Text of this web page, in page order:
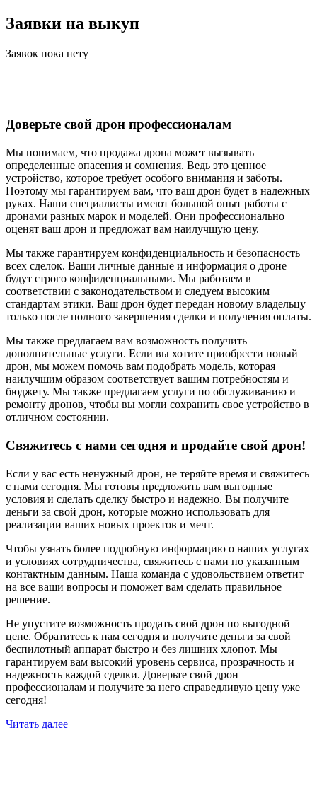
Заявки на выкуп
Заявок пока нету
Доверьте свой дрон профессионалам
Мы понимаем, что продажа дрона может вызывать
определенные опасения и сомнения. Ведь это ценное
устройство, которое требует особого внимания и заботы.
Поэтому мы гарантируем вам, что ваш дрон будет в надежных
руках. Наши специалисты имеют большой опыт работы с
дронами разных марок и моделей. Они профессионально
оценят ваш дрон и предложат вам наилучшую цену.
Мы также гарантируем конфиденциальность и безопасность
всех сделок. Ваши личные данные и информация о дроне
будут строго конфиденциальными. Мы работаем в
соответствии с законодательством и следуем высоким
стандартам этики. Ваш дрон будет передан новому владельцу
только после полного завершения сделки и получения оплаты.
Мы также предлагаем вам возможность получить
дополнительные услуги. Если вы хотите приобрести новый
дрон, мы можем помочь вам подобрать модель, которая
наилучшим образом соответствует вашим потребностям и
бюджету. Мы также предлагаем услуги по обслуживанию и
ремонту дронов, чтобы вы могли сохранить свое устройство в
отличном состоянии.
Свяжитесь с нами сегодня и продайте свой дрон!
Если у вас есть ненужный дрон, не теряйте время и свяжитесь
с нами сегодня. Мы готовы предложить вам выгодные
условия и сделать сделку быстро и надежно. Вы получите
деньги за свой дрон, которые можно использовать для
реализации ваших новых проектов и мечт.
Чтобы узнать более подробную информацию о наших услугах
и условиях сотрудничества, свяжитесь с нами по указанным
контактным данным. Наша команда с удовольствием ответит
на все ваши вопросы и поможет вам сделать правильное
решение.
Не упустите возможность продать свой дрон по выгодной
цене. Обратитесь к нам сегодня и получите деньги за свой
беспилотный аппарат быстро и без лишних хлопот. Мы
гарантируем вам высокий уровень сервиса, прозрачность и
надежность каждой сделки. Доверьте свой дрон
профессионалам и получите за него справедливую цену уже
сегодня!
Читать далее